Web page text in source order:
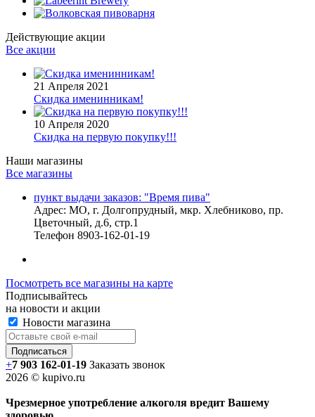
Действующие акции
Все акции
21 Апреля 2021
Скидка именинникам!
10 Апреля 2020
Скидка на первую покупку!!!
Наши магазины
Все магазины
пункт выдачи заказов: "Время пива"
Адрес: МО, г. Долгопрудный, мкр. Хлебниково, пр.
Цветочный, д.6, стр.1
Телефон 8903-162-01-19
Посмотреть все магазины на карте
Подписывайтесь
на новости и акции
Новости магазина
+7 903 162-01-19 Заказать звонок
2026 © kupivo.ru
Чрезмерное употребление алкоголя вредит Вашему